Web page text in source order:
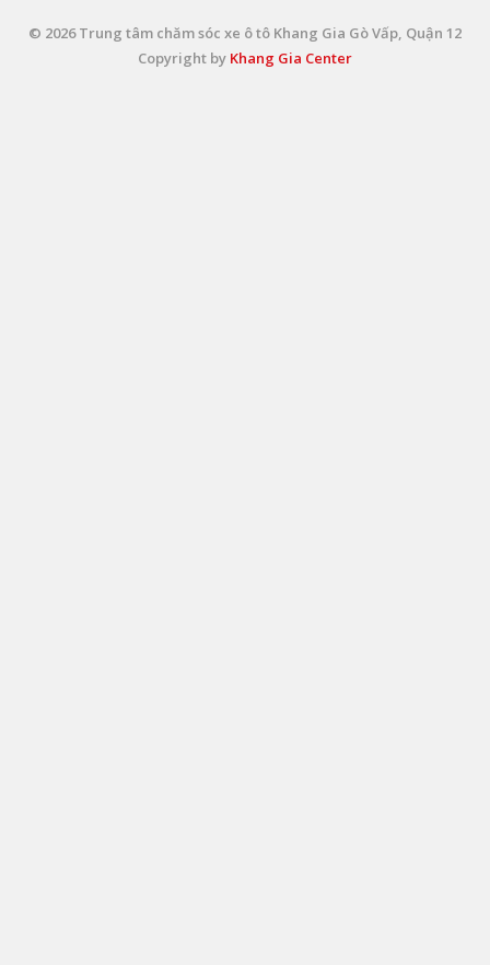
© 2026 Trung tâm chăm sóc xe ô tô Khang Gia Gò Vấp, Quận 12
Copyright by Khang Gia Center